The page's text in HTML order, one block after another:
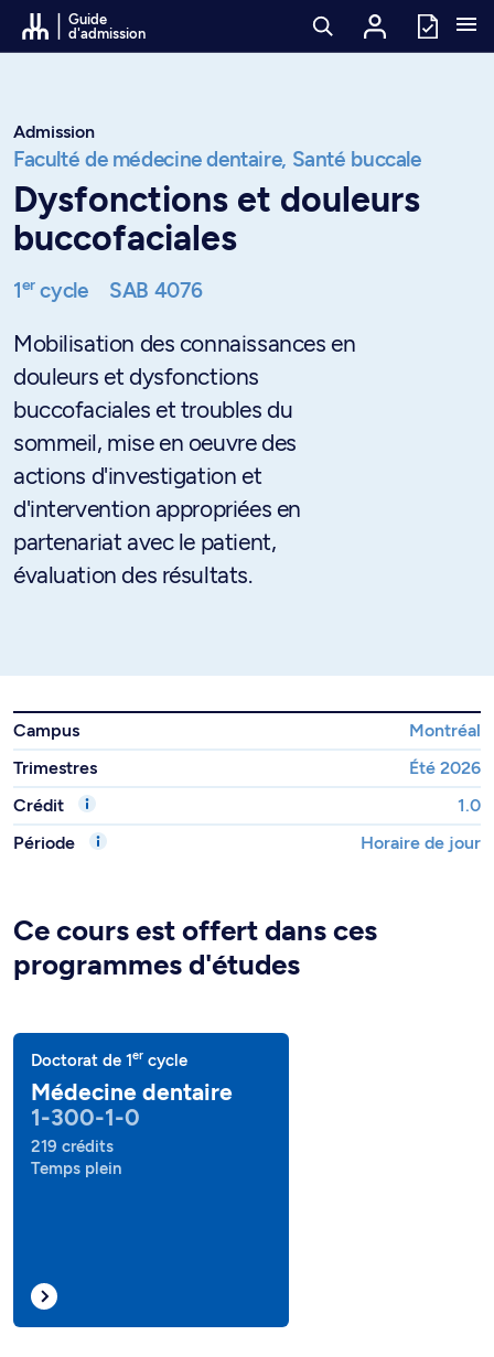
Passer au contenu
Guide
d'admission
Admission
Faculté de médecine dentaire, Santé buccale
Dysfonctions et douleurs
buccofaciales
1ercycle SAB 4076
Mobilisation des connaissances en
douleurs et dysfonctions
buccofaciales et troubles du
sommeil, mise en oeuvre des
actions d'investigation et
d'intervention appropriées en
partenariat avec le patient,
évaluation des résultats.
Campus
Montréal
Trimestres
Été 2026
Crédit
1.0
Période
Horaire de jour
Ce cours est offert dans ces
programmes d'études
Doctorat de 1er cycle
Médecine dentaire
1-300-1-0
219 crédits
Temps plein